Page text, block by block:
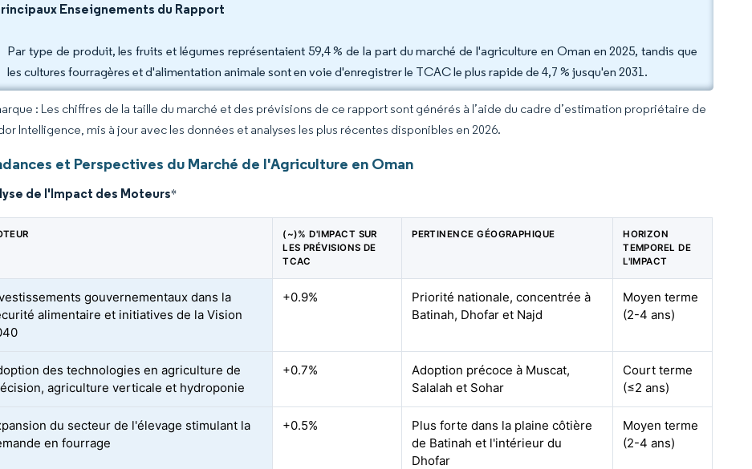
Enseignements du Rapport
Par type de produit, les fruits et légumes représentaient 59,4 % de la part du marché de l'agriculture en Oman en 2025, tandis que
les cultures fourragères et d'alimentation animale sont en voie d'enregistrer le TCAC le plus rapide de 4,7 % jusqu'en 2031.
: Les chiffres de la taille du marché et des prévisions de ce rapport sont générés à l’aide du cadre d’estimation propriétaire de
Intelligence, mis à jour avec les données et analyses les plus récentes disponibles en 2026.
et Perspectives du Marché de l'Agriculture en Oman
de l'Impact des Moteurs*
(~)% D'IMPACT SUR
LES PRÉVISIONS DE
TCAC
PERTINENCE GÉOGRAPHIQUE
HORIZON
TEMPOREL DE
L'IMPACT
gouvernementaux dans la
alimentaire et initiatives de la Vision
+0.9%
Priorité nationale, concentrée à
Batinah, Dhofar et Najd
Moyen terme
(2-4 ans)
des technologies en agriculture de
agriculture verticale et hydroponie
+0.7%
Adoption précoce à Muscat,
Salalah et Sohar
Court terme
(≤2 ans)
du secteur de l'élevage stimulant la
en fourrage
+0.5%
Plus forte dans la plaine côtière
de Batinah et l'intérieur du
Dhofar
Moyen terme
(2-4 ans)